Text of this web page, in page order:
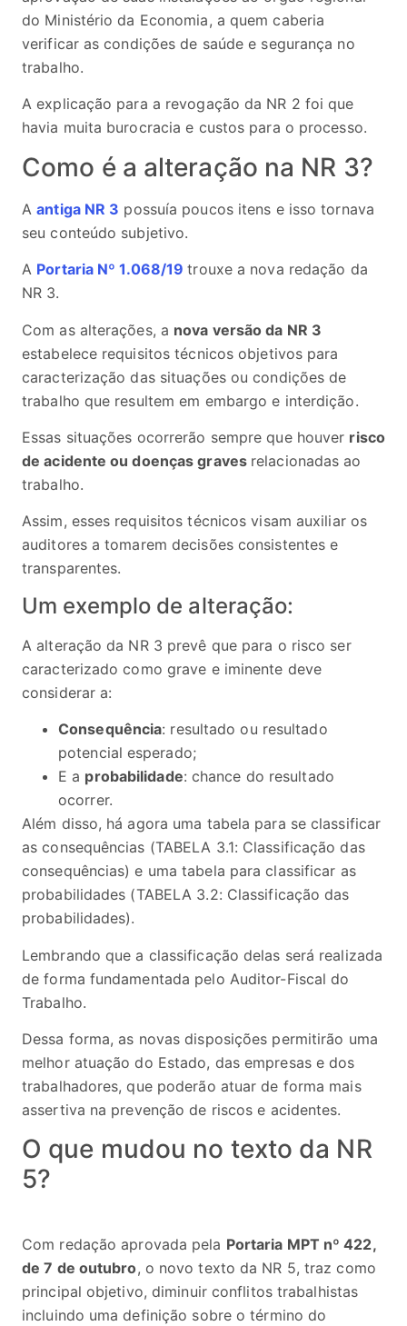
do Ministério da Economia, a quem caberia
verificar as condições de saúde e segurança no
trabalho.
A explicação para a revogação da NR 2 foi que
havia muita burocracia e custos para o processo.
Como é a alteração na NR 3?
Aantiga NR 3 possuía poucos itens e isso tornava
seu conteúdo subjetivo.
A Portaria Nº 1.068/19 trouxe a nova redação da
NR 3.
Com as alterações, a nova versão da NR 3
estabelece requisitos técnicos objetivos para
caracterização das situações ou condições de
trabalho que resultem em embargo e interdição.
Essas situações ocorrerão sempre que houver risco
de acidente ou doenças graves relacionadas ao
trabalho.
Assim, esses requisitos técnicos visam auxiliar os
auditores a tomarem decisões consistentes e
transparentes.
Um exemplo de alteração:
A alteração da NR 3 prevê que para o risco ser
caracterizado como grave e iminente deve
considerar a:
Consequência: resultado ou resultado
potencial esperado;
E a probabilidade: chance do resultado
ocorrer.
Além disso, há agora uma tabela para se classificar
as consequências (TABELA 3.1: Classificação das
consequências) e uma tabela para classificar as
probabilidades (TABELA 3.2: Classificação das
probabilidades).
Lembrando que a classificação delas será realizada
de forma fundamentada pelo Auditor-Fiscal do
Trabalho.
Dessa forma, as novas disposições permitirão uma
melhor atuação do Estado, das empresas e dos
trabalhadores, que poderão atuar de forma mais
assertiva na prevenção de riscos e acidentes.
O que mudou no texto da NR
5?
Com redação aprovada pela Portaria MPT nº 422,
de 7 de outubro, o novo texto da NR 5, traz como
principal objetivo, diminuir conflitos trabalhistas
incluindo uma definição sobre o término do